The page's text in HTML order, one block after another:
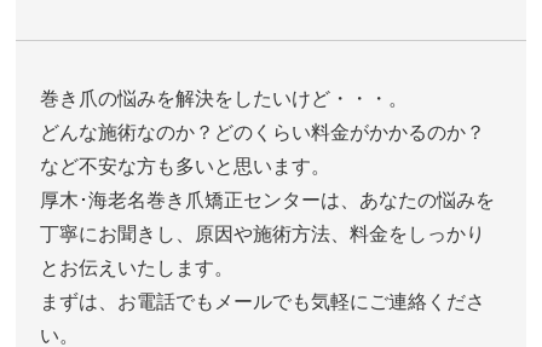
巻き爪の悩みを解決をしたいけど・・・。
どんな施術なのか？どのくらい料金がかかるのか？
など不安な方も多いと思います。
厚木･海老名巻き爪矯正センターは、あなたの悩みを
丁寧にお聞きし、原因や施術方法、料金をしっかり
とお伝えいたします。
まずは、お電話でもメールでも気軽にご連絡くださ
い。